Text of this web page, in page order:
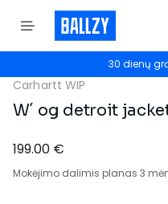
30 dienų
Carhartt WIP
W´ og detroit
199.00 €
Mokėjimo dalimis planas 3